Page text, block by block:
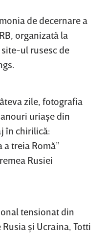
de decernare a
organizată la
ul rusesc de
zile, fotografia
uriaşe din
în chirilică:
treia Romă”
Rusiei
tensionat din
şi Ucraina, Totti